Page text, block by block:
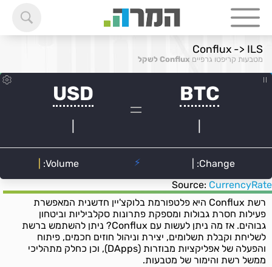
Conflux -> ILS
מטבעות קריפטו גרפיים Conflux לשקל
Source: CurrencyRate
רשת Conflux היא פלטפורמת בלוקצ'יין חדשנית המאפשרת
פעילות חסרת גבולות ומספקת פתרונות סקלביליות וביטחון
גבוהים. אז מה ניתן לעשות עם Conflux? ניתן להשתמש ברשת
לשליחת וקבלת תשלומים, יצירת וניהול חוזים חכמים, פיתוח
והפעלה של אפליקציות מבוזרות (DApps), וכן כחלק מתהליכי
ממשל רשת והימור של מטבעות.